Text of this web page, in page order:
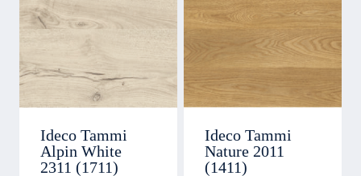
Ideco Tammi
Alpin White
2311 (1711)
Ideco Tammi
Nature 2011
(1411)